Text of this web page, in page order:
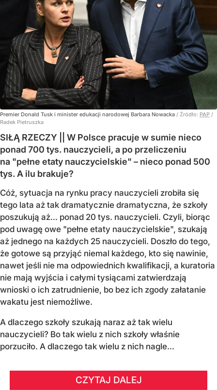
Premier Donald Tusk i minister edukacji narodowej Barbara Nowacka / Źródło: PAP /
Radek Pietruszka
SIŁĄ RZECZY || W Polsce pracuje w sumie nieco
ponad 700 tys. nauczycieli, a po przeliczeniu
na "pełne etaty nauczycielskie" – nieco ponad 500
tys. A ilu brakuje?
Cóż, sytuacja na rynku pracy nauczycieli zrobiła się
tego lata aż tak dramatycznie dramatyczna, że szkoły
poszukują aż… ponad 20 tys. nauczycieli. Czyli, biorąc
pod uwagę owe "pełne etaty nauczycielskie", szukają
aż jednego na każdych 25 nauczycieli. Doszło do tego,
że gotowe są przyjąć niemal każdego, kto się nawinie,
nawet jeśli nie ma odpowiednich kwalifikacji, a kuratoria
nie mają wyjścia i całymi tysiącami zatwierdzają
wnioski o ich zatrudnienie, bo bez ich zgody załatanie
wakatu jest niemożliwe.
A dlaczego szkoły szukają naraz aż tak wielu
nauczycieli? Bo tak wielu z nich szkoły właśnie
porzuciło. A dlaczego tak wielu z nich nagle...
CZYTAJ DALEJ